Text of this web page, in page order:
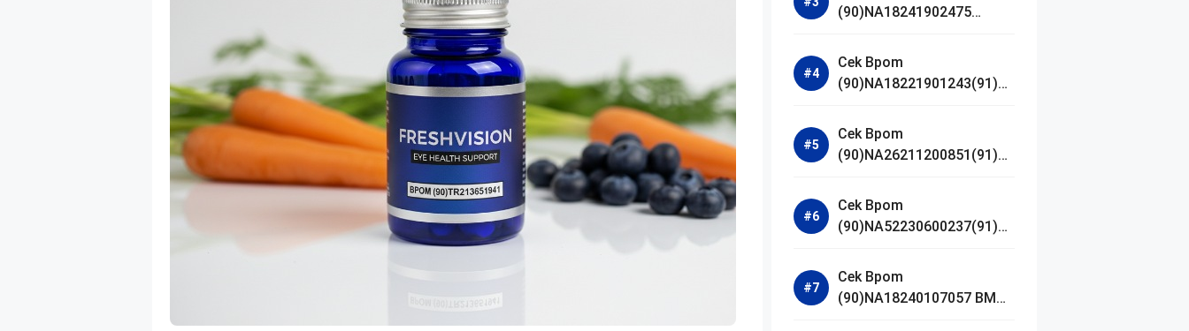
(90)NA18241902475
Cek Bpom
(90)NA18221901243(91)25
Serum
Cek Bpom
(90)NA26211200851(91)24
Madagascar Centella
Ampoule Foam
Cek Bpom
(90)NA52230600237(91)09
De Parfum
Cek Bpom
(90)NA18240107057 BMG